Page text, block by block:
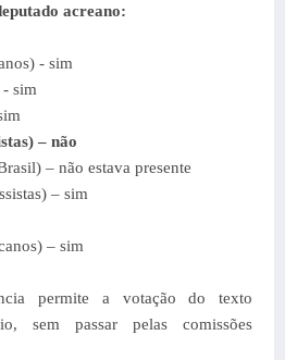
acreano:
- sim
sim
– não
– não estava presente
– sim
– sim
permite a votação do texto
sem passar pelas comissões